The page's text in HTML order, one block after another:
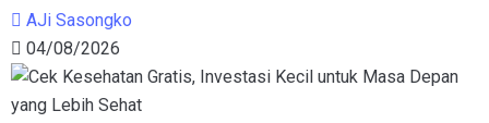
AJi Sasongko
04/08/2026